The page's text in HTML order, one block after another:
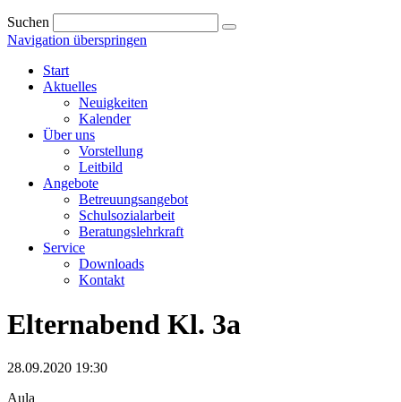
Suchen
Navigation überspringen
Start
Aktuelles
Neuigkeiten
Kalender
Über uns
Vorstellung
Leitbild
Angebote
Betreuungsangebot
Schulsozialarbeit
Beratungslehrkraft
Service
Downloads
Kontakt
Elternabend Kl. 3a
28.09.2020 19:30
Aula